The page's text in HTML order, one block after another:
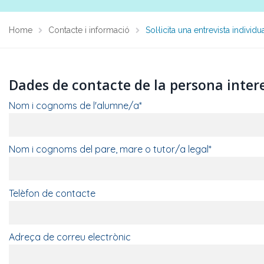
Home Contacte i informació Sol·licita una entrevista
Dades de contacte de la persona
Nom i cognoms de l'alumne/a*
Nom i cognoms del pare, mare o tutor/a legal*
Telèfon de contacte
Adreça de correu electrònic